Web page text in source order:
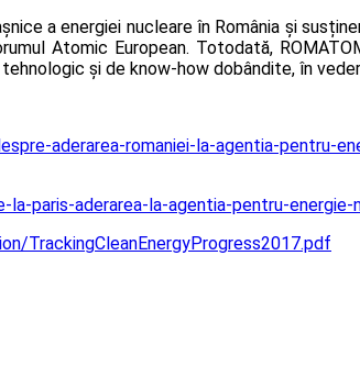
a energiei nucleare în România și
Atomic European. Totodată,
și de know-how dobândite, în
aderarea-romaniei-la-agentia-pentru-
paris-aderarea-la-agentia-pentru-
TrackingCleanEnergyProgress2017.pdf